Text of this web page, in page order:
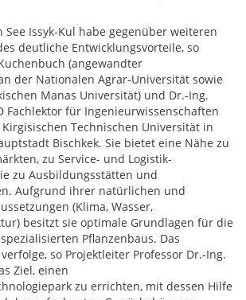
See Issyk-Kul habe gegenüber weiteren
deutliche Entwicklungsvorteile, so
(angewandter
der Nationalen Agrar-Universität sowie
Manas Universität) und Dr.-Ing.
Fachlektor für Ingenieurwissenschaften
Technischen Universität in
Bischkek. Sie bietet eine Nähe zu
zu Service- und Logistik-
zu Ausbildungsstätten und
Aufgrund ihrer natürlichen und
(Klima, Wasser,
besitzt sie optimale Grundlagen für die
Pflanzenbaus. Das
so Projektleiter Professor Dr.-Ing.
Ziel, einen
zu errichten, mit dessen Hilfe